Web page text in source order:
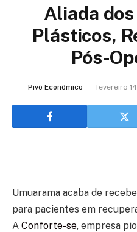
Aliada
Plásticos,
Pós-
Pivô Econômico fevereiro
Umuarama acaba de
para pacientes em
A Conforte-se, empresa